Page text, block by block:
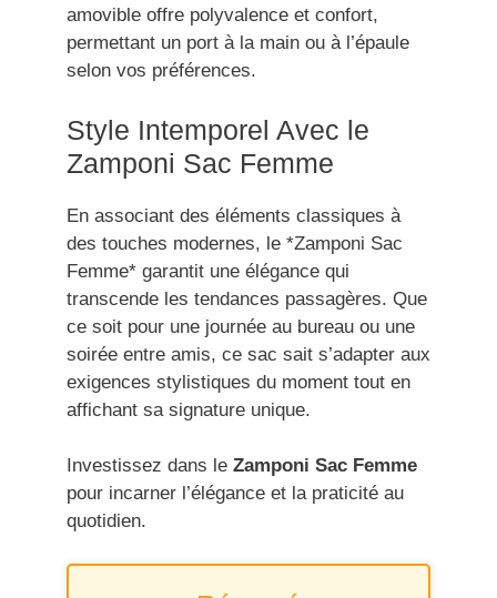
amovible offre polyvalence et confort,
permettant un port à la main ou à l’épaule
selon vos préférences.
Style Intemporel Avec le
Zamponi Sac Femme
En associant des éléments classiques à
des touches modernes, le *Zamponi Sac
Femme* garantit une élégance qui
transcende les tendances passagères. Que
ce soit pour une journée au bureau ou une
soirée entre amis, ce sac sait s’adapter aux
exigences stylistiques du moment tout en
affichant sa signature unique.
Investissez dans le Zamponi Sac Femme
pour incarner l’élégance et la praticité au
quotidien.